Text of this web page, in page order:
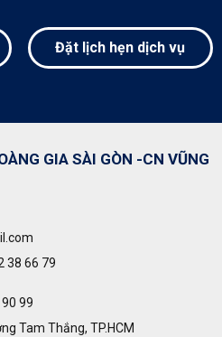
Đặt lịch hẹn dịch vụ
GIA SÀI GÒN -CN VŨNG
38 66 79
99
Tam Thắng, TP.HCM